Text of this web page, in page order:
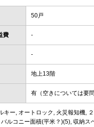
50戸
費 -
-
地上13階
有（空きについては要問
ー, オートロック, 火災報知機,
ルコニー面積(平米？)(5), 収納ス